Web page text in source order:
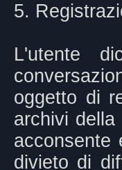
5.
L'utente
oggetto di
archivi
acconsente
divieto di